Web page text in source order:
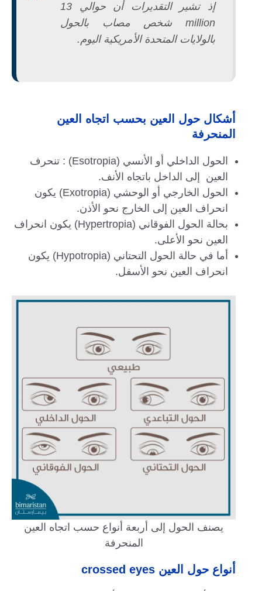
إذ تشير التقديرات أن حوالي 13
million شخص مصاب بالحول
بالولايات المتحدة الأمريكية اليوم.
أشكال حول العين بحسب اتجاه العين
المنحرفة
الحول الداخلي أو الأنسي (Esotropia) : تنحرف
العين إلى الداخل باتجاه الأنف.
الحول الخارجي أو الوحشي (Exotropia) يكون
انحراف العين إلى الخارج نحو الأذن.
بحالة الحول الفوقاني (Hypertropia) يكون انحراف
العين نحو الأعلى.
أما في حالة الحول التحتاني (Hypotropia) يكون
انحراف العين نحو الأسفل.
يصنف الحول إلى أربعة أنواع حسب اتجاه العين
المنحرفة
أنواع حول العين crossed eyes